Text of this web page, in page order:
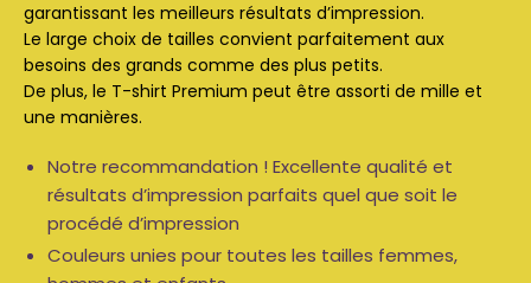
garantissant les meilleurs résultats d’impression.
Le large choix de tailles convient parfaitement aux
besoins des grands comme des plus petits.
De plus, le T-shirt Premium peut être assorti de mille et
une manières.
Notre recommandation ! Excellente qualité et
résultats d’impression parfaits quel que soit le
procédé d’impression
Couleurs unies pour toutes les tailles femmes,